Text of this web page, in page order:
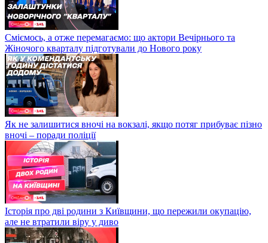
Сміємось, а отже перемагаємо: що актори Вечірнього та
Жіночого кварталу підготували до Нового року
Як не залишитися вночі на вокзалі, якщо потяг прибуває пізно
вночі – поради поліції
Історія про дві родини з Київщини, що пережили окупацію,
але не втратили віру у диво